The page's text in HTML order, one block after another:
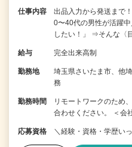
仕事内容
出品入力から発送まで
0〜40代の男性が活躍中
したい！」 ⇒そんな〈
給与 完全出来高制
勤務地
埼玉県さいたま市、他
務
勤務時間
リモートワークのため
合わせください。 ＜会
応募資格 ＼経験・資格・学歴い